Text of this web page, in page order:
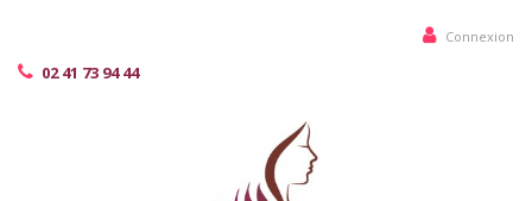
Connexion
02 41 73 94 44